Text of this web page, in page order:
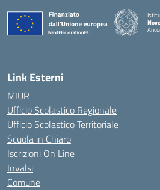
Link Esterni
MIUR
Ufficio Scolastico Regionale
Ufficio Scolastico Territoriale
Scuola in Chiaro
Iscrizioni On Line
Invalsi
Comune